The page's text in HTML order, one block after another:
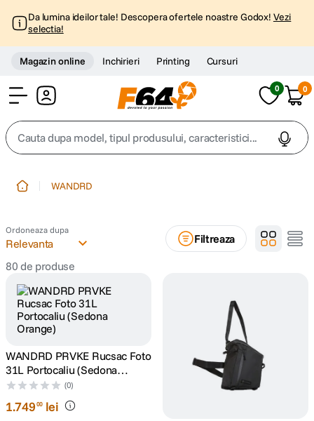
Da lumina ideilor tale! Descopera ofertele noastre Godox! Vezi
selectia!
Magazin online Inchirieri Printing Cursuri
0 0
Cauta dupa model, tipul produsului, caracteristici...
2. trepied
4 peak design
6 lavaliera
7 sony fx
WANDRD
Ordoneaza dupa
Relevanta
Filtreaza
80de produse
WANDRD PRVKE Rucsac Foto
31L Portocaliu (Sedona
Orange)
(0)
1.74900 lei